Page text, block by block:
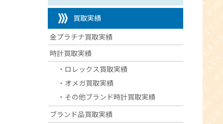
買取実績
金プラチナ買取実績
時計買取実績
・ロレックス買取実績
・オメガ買取実績
・その他ブランド時計買取実績
ブランド品買取実績